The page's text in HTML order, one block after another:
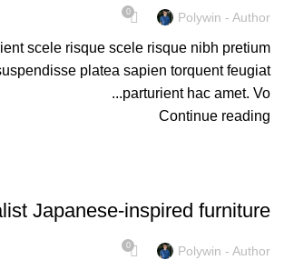
Polywin - Author
0
scele risque scele risque nibh pretium
platea sapien torquent feugiat
parturient hac amet. Vo...
Continue reading
Japanese-inspired furniture
Polywin - Author
0